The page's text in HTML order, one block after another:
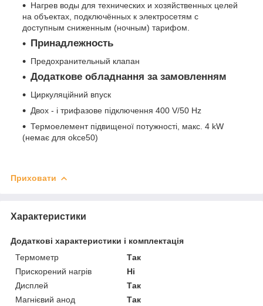
Нагрев воды для технических и хозяйственных целей
на объектах, подключённых к электросетям с
доступным сниженным (ночным) тарифом.
Принадлежность
Предохранительный клапан
Додаткове обладнання за замовленням
Циркуляційний впуск
Двох - і трифазове підключення 400 V/50 Hz
Термоелемент підвищеної потужності, макс. 4 kW
(немає для okce50)
Приховати
Характеристики
Додаткові характеристики і комплектація
Термометр
Так
Прискорений нагрів
Ні
Дисплей
Так
Магнієвий анод
Так